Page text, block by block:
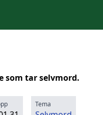
som tar selvmord.
Tema